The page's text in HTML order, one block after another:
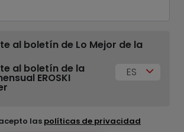
al boletín de Lo Mejor de la
al boletín de la
EROSKI ES
las políticas de privacidad